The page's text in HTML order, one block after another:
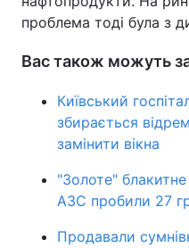
проблема тоді була з
Вас також можуть
Київський
збирається
замінити вікна
"Золоте"
АЗС пробили 27
Продавали